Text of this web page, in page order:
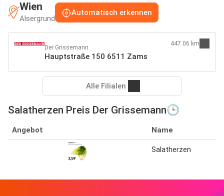
Wien
Alsergrund
Automatisch erkennen
Der Grissemann
Hauptstraße 150 6511 Zams
447.06 km
Alle Filialen
Salatherzen Preis Der Grissemann🕒
Angebot Name
Salatherzen